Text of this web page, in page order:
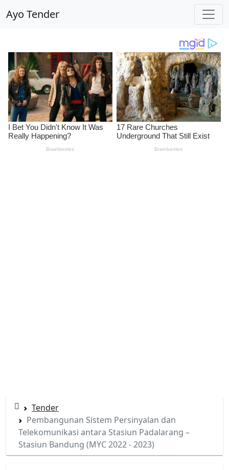
Ayo Tender
Tender
Pembangunan Sistem Persinyalan dan
Telekomunikasi antara Stasiun Padalarang –
Stasiun Bandung (MYC 2022 - 2023)